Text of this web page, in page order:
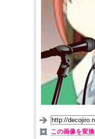
この画像を変換